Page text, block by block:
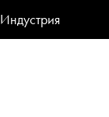
Индустрия